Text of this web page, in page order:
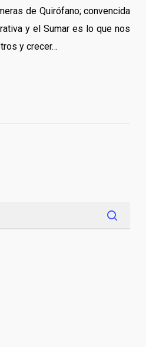
de Quirófano; convencida
y el Sumar es lo que nos
y crecer…